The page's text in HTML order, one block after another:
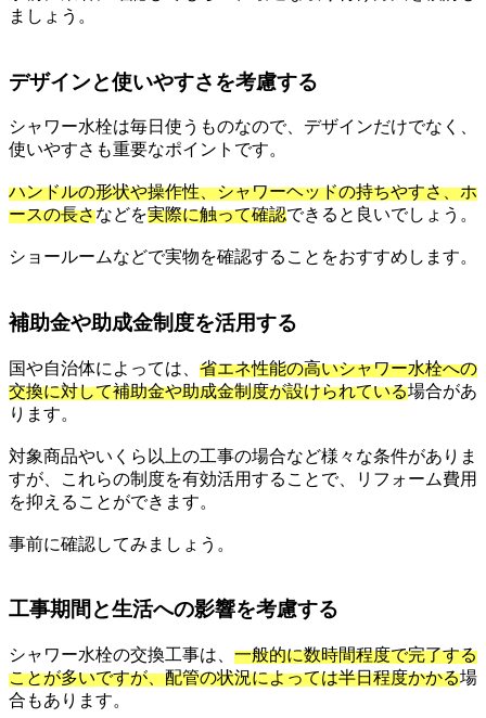
ましょう。
デザインと使いやすさを考慮する
シャワー水栓は毎日使うものなので、デザインだけでなく、
使いやすさも重要なポイントです。
ハンドルの形状や操作性、シャワーヘッドの持ちやすさ、ホ
ースの長さなどを実際に触って確認できると良いでしょう。
ショールームなどで実物を確認することをおすすめします。
補助金や助成金制度を活用する
国や自治体によっては、 省エネ性能の高いシャワー水栓への
交換に対して補助金や助成金制度が設けられている場合があ
ります。
対象商品やいくら以上の工事の場合など様々な条件がありま
すが、これらの制度を有効活用することで、リフォーム費用
を抑えることができます。
事前に確認してみましょう。
工事期間と生活への影響を考慮する
シャワー水栓の交換工事は、 一般的に数時間程度で完了する
ことが多いですが、配管の状況によっては半日程度かかる場
合もあります。